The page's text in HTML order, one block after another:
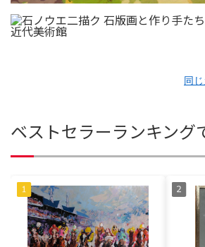
同
ベストセラーランキング